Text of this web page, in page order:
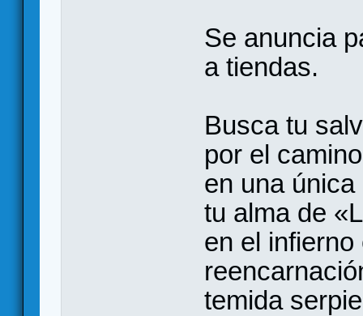
Se anuncia
a tiendas.
Busca tu
por el
en una
tu alma de
en el
temida